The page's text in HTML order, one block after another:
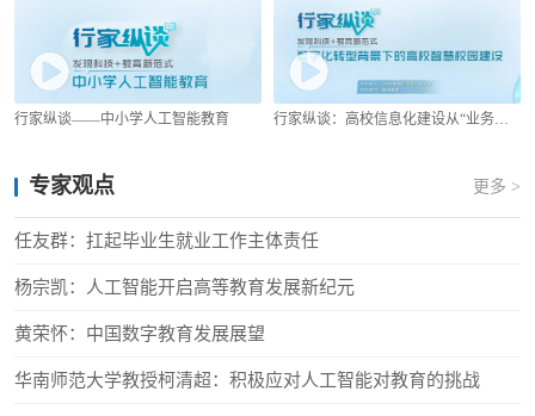
行家纵谈——中小学人工智能教育 行家纵谈：高校信息化建设从“业务提效”走向“教育赋能”
专家观点 更多 >
任友群：扛起毕业生就业工作主体责任
杨宗凯：人工智能开启高等教育发展新纪元
黄荣怀：中国数字教育发展展望
华南师范大学教授柯清超：积极应对人工智能对教育的挑战